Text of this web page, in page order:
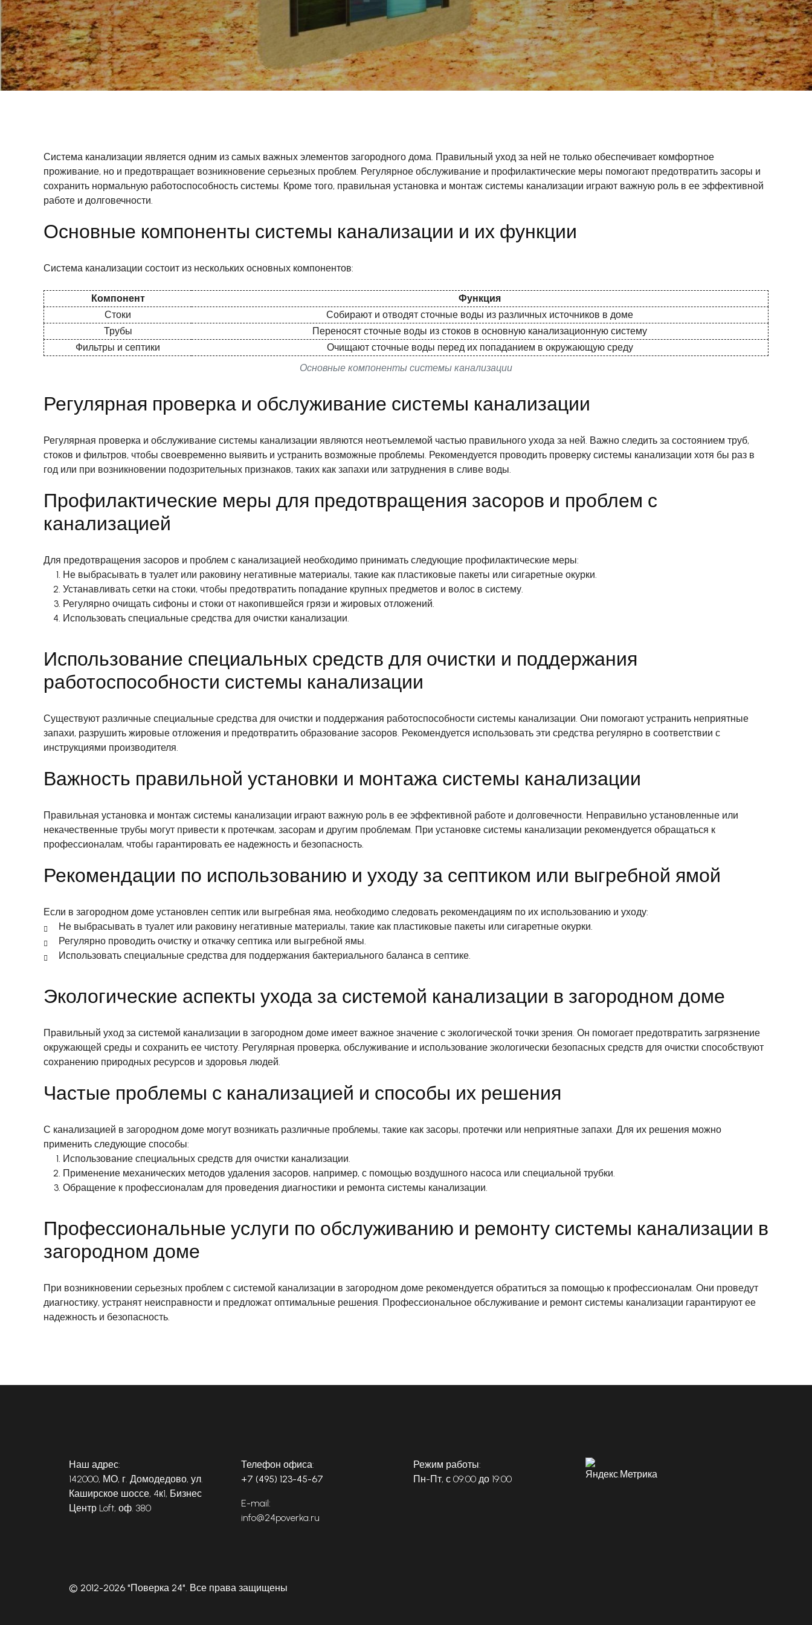
Система канализации является одним из самых важных элементов загородного дома. Правильный уход за ней не только обеспечивает комфортное
проживание, но и предотвращает возникновение серьезных проблем. Регулярное обслуживание и профилактические меры помогают предотвратить засоры и
сохранить нормальную работоспособность системы. Кроме того, правильная установка и монтаж системы канализации играют важную роль в ее эффективной
работе и долговечности.
Основные компоненты системы канализации и их функции
Система канализации состоит из нескольких основных компонентов:
Основные компоненты системы канализации
Компонент
Функция
Стоки
Собирают и отводят сточные воды из различных источников в доме
Трубы
Переносят сточные воды из стоков в основную канализационную систему
Фильтры и септики
Очищают сточные воды перед их попаданием в окружающую среду
Регулярная проверка и обслуживание системы канализации
Регулярная проверка и обслуживание системы канализации являются неотъемлемой частью правильного ухода за ней. Важно следить за состоянием труб,
стоков и фильтров, чтобы своевременно выявить и устранить возможные проблемы. Рекомендуется проводить проверку системы канализации хотя бы раз в
год или при возникновении подозрительных признаков, таких как запахи или затруднения в сливе воды.
Профилактические меры для предотвращения засоров и проблем с
канализацией
Для предотвращения засоров и проблем с канализацией необходимо принимать следующие профилактические меры:
Не выбрасывать в туалет или раковину негативные материалы, такие как пластиковые пакеты или сигаретные окурки.
Устанавливать сетки на стоки, чтобы предотвратить попадание крупных предметов и волос в систему.
Регулярно очищать сифоны и стоки от накопившейся грязи и жировых отложений.
Использовать специальные средства для очистки канализации.
Использование специальных средств для очистки и поддержания
работоспособности системы канализации
Существуют различные специальные средства для очистки и поддержания работоспособности системы канализации. Они помогают устранить неприятные
запахи, разрушить жировые отложения и предотвратить образование засоров. Рекомендуется использовать эти средства регулярно в соответствии с
инструкциями производителя.
Важность правильной установки и монтажа системы канализации
Правильная установка и монтаж системы канализации играют важную роль в ее эффективной работе и долговечности. Неправильно установленные или
некачественные трубы могут привести к протечкам, засорам и другим проблемам. При установке системы канализации рекомендуется обращаться к
профессионалам, чтобы гарантировать ее надежность и безопасность.
Рекомендации по использованию и уходу за септиком или выгребной ямой
Если в загородном доме установлен септик или выгребная яма, необходимо следовать рекомендациям по их использованию и уходу:
Не выбрасывать в туалет или раковину негативные материалы, такие как пластиковые пакеты или сигаретные окурки.
Регулярно проводить очистку и откачку септика или выгребной ямы.
Использовать специальные средства для поддержания бактериального баланса в септике.
Экологические аспекты ухода за системой канализации в загородном доме
Правильный уход за системой канализации в загородном доме имеет важное значение с экологической точки зрения. Он помогает предотвратить загрязнение
окружающей среды и сохранить ее чистоту. Регулярная проверка, обслуживание и использование экологически безопасных средств для очистки способствуют
сохранению природных ресурсов и здоровья людей.
Частые проблемы с канализацией и способы их решения
С канализацией в загородном доме могут возникать различные проблемы, такие как засоры, протечки или неприятные запахи. Для их решения можно
применить следующие способы:
Использование специальных средств для очистки канализации.
Применение механических методов удаления засоров, например, с помощью воздушного насоса или специальной трубки.
Обращение к профессионалам для проведения диагностики и ремонта системы канализации.
Профессиональные услуги по обслуживанию и ремонту системы канализации в
загородном доме
При возникновении серьезных проблем с системой канализации в загородном доме рекомендуется обратиться за помощью к профессионалам. Они проведут
диагностику, устранят неисправности и предложат оптимальные решения. Профессиональное обслуживание и ремонт системы канализации гарантируют ее
надежность и безопасность.
Наш адрес:
142000, МО, г. Домодедово, ул.
Каширское шоссе, 4к1, Бизнес
Центр Loft, оф. 380
Телефон офиса:
+7 (495) 123-45-67
E-mail:
info@24poverka.ru
Режим работы:
Пн-Пт, с 09:00 до 19:00
© 2012-2026 "Поверка 24". Все права защищены